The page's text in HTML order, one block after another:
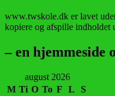
www.twskole.dk er lavet
kopiere og afspille indholdet
– en hjemmeside
august 2026
M Ti O To F L
S